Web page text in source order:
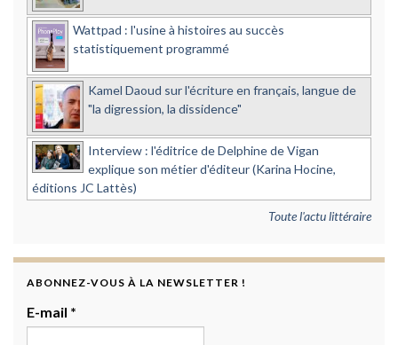
Wattpad : l'usine à histoires au succès
statistiquement programmé
Kamel Daoud sur l'écriture en français, langue de
"la digression, la dissidence"
Interview : l'éditrice de Delphine de Vigan
explique son métier d'éditeur (Karina Hocine,
éditions JC Lattès)
Toute l'actu littéraire
ABONNEZ-VOUS À LA NEWSLETTER !
E-mail *